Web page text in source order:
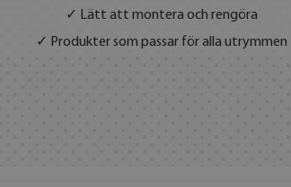
✓ Lätt att montera och rengöra
✓ Produkter som passar för alla utrymmen